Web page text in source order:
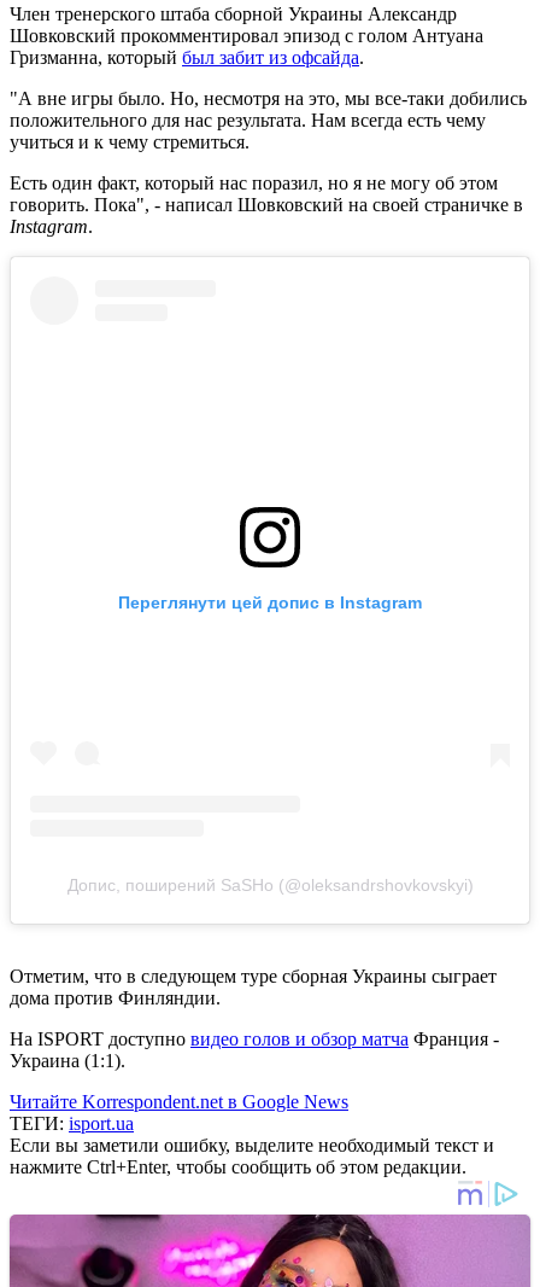
Член тренерского штаба сборной Украины Александр
Шовковский прокомментировал эпизод с голом Антуана
Гризманна, который был забит из офсайда.
"А вне игры было. Но, несмотря на это, мы все-таки добились
положительного для нас результата. Нам всегда есть чему
учиться и к чему стремиться.
Есть один факт, который нас поразил, но я не могу об этом
говорить. Пока", - написал Шовковский на своей страничке в
Instagram.
Переглянути цей допис в Instagram
Допис, поширений SaSHo (@oleksandrshovkovskyi)
Отметим, что в следующем туре сборная Украины сыграет
дома против Финляндии.
На ISPORT доступно видео голов и обзор матча Франция -
Украина (1:1).
Читайте Korrespondent.net в Google News
ТЕГИ: isport.ua
Если вы заметили ошибку, выделите необходимый текст и
нажмите Ctrl+Enter, чтобы сообщить об этом редакции.